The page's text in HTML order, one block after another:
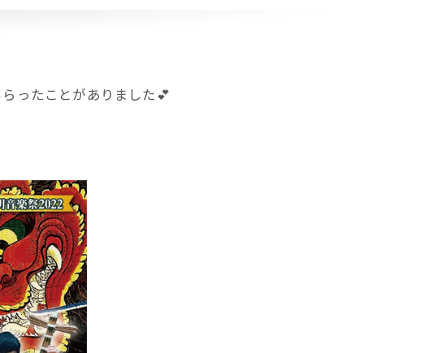
ったことがありました💕